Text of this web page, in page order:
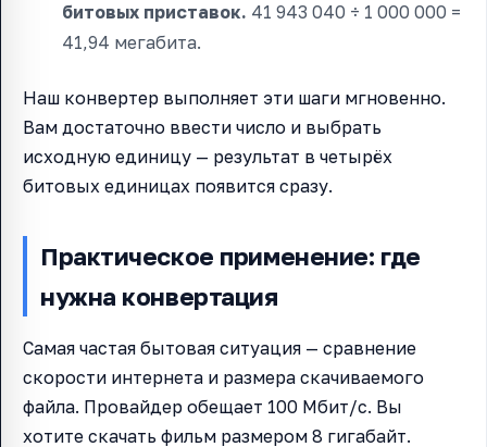
битовых приставок. 41 943 040 ÷ 1 000 000 =
41,94 мегабита.
Наш конвертер выполняет эти шаги мгновенно.
Вам достаточно ввести число и выбрать
исходную единицу — результат в четырёх
битовых единицах появится сразу.
Практическое применение: где
нужна конвертация
Самая частая бытовая ситуация — сравнение
скорости интернета и размера скачиваемого
файла. Провайдер обещает 100 Мбит/с. Вы
хотите скачать фильм размером 8 гигабайт.